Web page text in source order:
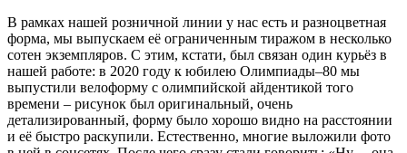
В рамках нашей розничной линии у нас есть и разноцветная
форма, мы выпускаем её ограниченным тиражом в несколько
сотен экземпляров. С этим, кстати, был связан один курьёз в
нашей работе: в 2020 году к юбилею Олимпиады–80 мы
выпустили велоформу с олимпийской айдентикой того
времени – рисунок был оригинальный, очень
детализированный, форму было хорошо видно на расстоянии
и её быстро раскупили. Естественно, многие выложили фото